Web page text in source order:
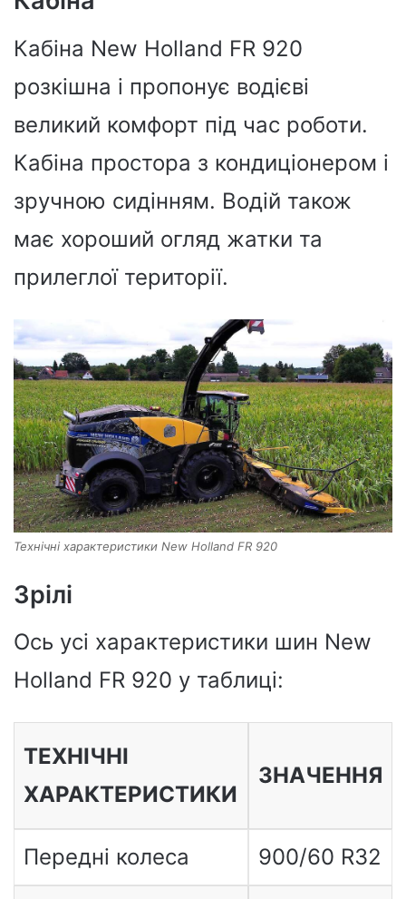
Кабіна New Holland FR 920
розкішна і пропонує водієві
великий комфорт під час роботи.
Кабіна простора з кондиціонером і
зручною сидінням. Водій також
має хороший огляд жатки та
прилеглої території.
Технічні характеристики New Holland FR 920
Зрілі
Ось усі характеристики шин New
Holland FR 920 у таблиці:
ТЕХНІЧНІ
ХАРАКТЕРИСТИКИ
ЗНАЧЕННЯ
Передні колеса 900/60 R32